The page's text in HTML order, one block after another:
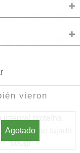
vieron
Agotado